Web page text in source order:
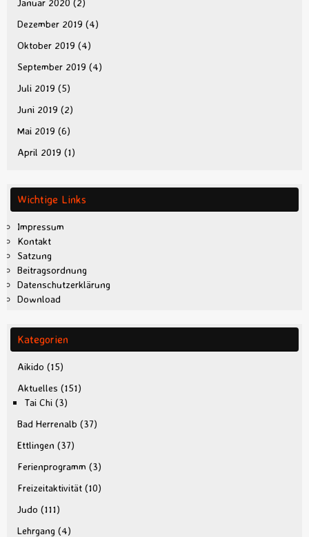
Dezember 2019 (4)
Oktober 2019 (4)
September 2019 (4)
Juli 2019 (5)
Juni 2019 (2)
Mai 2019 (6)
April 2019 (1)
Wichtige Links
Impressum
Kontakt
Satzung
Beitragsordnung
Datenschutzerklärung
Download
Kategorien
Aikido (15)
Aktuelles (151)
Tai Chi (3)
Bad Herrenalb (37)
Ettlingen (37)
Ferienprogramm (3)
Freizeitaktivität (10)
Judo (111)
Lehrgang (4)